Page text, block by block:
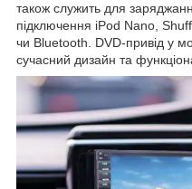
також служить для
підключення iPod Nano,
чи Bluetooth. DVD-привід у
сучасний дизайн та